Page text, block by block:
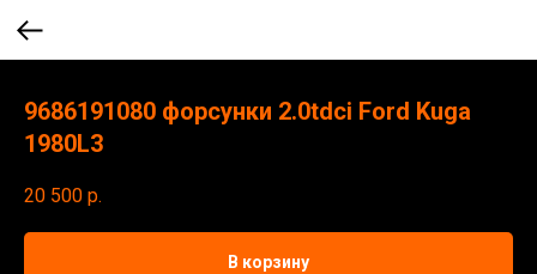
9686191080 форсунки 2.0tdci Ford Kuga
1980L3
20 500 р.
В корзину